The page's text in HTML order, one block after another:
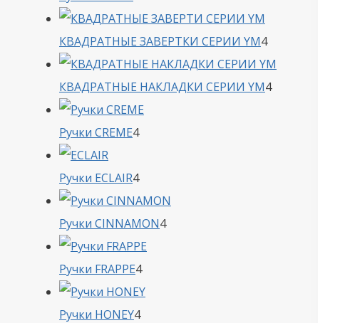
товара
КВАДРАТНЫЕ ЗАВЕРТКИ СЕРИИ YM44
товара
КВАДРАТНЫЕ НАКЛАДКИ СЕРИИ YM44
Ручки CREME44
Ручки ECLAIR44
товара
Ручки CINNAMON44
Ручки FRAPPE44
товара
Ручки HONEY44